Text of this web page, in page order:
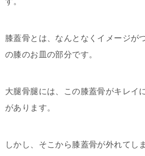
膝蓋骨とは、なんとなくイメージが
の膝のお皿の部分です。
大腿骨腿には、この膝蓋骨がキレイ
があります。
しかし、そこから膝蓋骨が外れてし